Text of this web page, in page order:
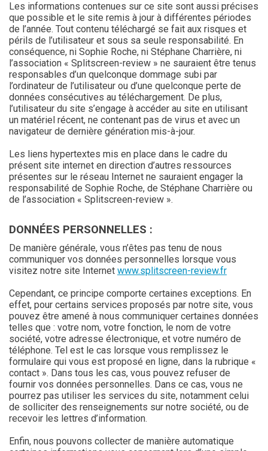
Les informations contenues sur ce site sont aussi précises
que possible et le site remis à jour à différentes périodes
de l’année. Tout contenu téléchargé se fait aux risques et
périls de l’utilisateur et sous sa seule responsabilité. En
conséquence, ni Sophie Roche, ni Stéphane Charrière, ni
l’association « Splitscreen-review » ne sauraient être tenus
responsables d’un quelconque dommage subi par
l’ordinateur de l’utilisateur ou d’une quelconque perte de
données consécutives au téléchargement. De plus,
l’utilisateur du site s’engage à accéder au site en utilisant
un matériel récent, ne contenant pas de virus et avec un
navigateur de dernière génération mis-à-jour.
Les liens hypertextes mis en place dans le cadre du
présent site internet en direction d’autres ressources
présentes sur le réseau Internet ne sauraient engager la
responsabilité de Sophie Roche, de Stéphane Charrière ou
de l’association « Splitscreen-review ».
DONNÉES PERSONNELLES :
De manière générale, vous n’êtes pas tenu de nous
communiquer vos données personnelles lorsque vous
visitez notre site Internet www.splitscreen-review.fr
Cependant, ce principe comporte certaines exceptions. En
effet, pour certains services proposés par notre site, vous
pouvez être amené à nous communiquer certaines données
telles que : votre nom, votre fonction, le nom de votre
société, votre adresse électronique, et votre numéro de
téléphone. Tel est le cas lorsque vous remplissez le
formulaire qui vous est proposé en ligne, dans la rubrique «
contact ». Dans tous les cas, vous pouvez refuser de
fournir vos données personnelles. Dans ce cas, vous ne
pourrez pas utiliser les services du site, notamment celui
de solliciter des renseignements sur notre société, ou de
recevoir les lettres d’information.
Enfin, nous pouvons collecter de manière automatique